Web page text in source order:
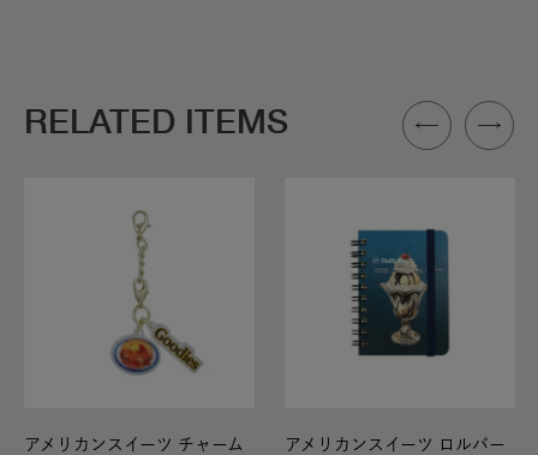
RELATED ITEMS
アメリカンスイーツ チャーム アメリカンスイーツ ロルバー